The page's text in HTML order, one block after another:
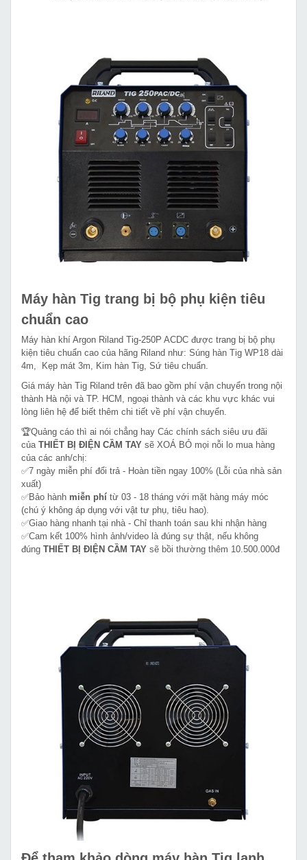
Máy hàn Tig trang bị bộ phụ kiện tiêu
chuẩn cao
Máy hàn khí Argon Riland Tig-250P ACDC được trang bị bộ phụ
kiện tiêu chuẩn cao của hãng Riland như: Súng hàn Tig WP18 dài
4m, Kẹp mát 3m, Kim hàn Tig, Sứ tiêu chuẩn.
Giá máy hàn Tig Riland trên đã bao gồm phí vận chuyển trong nội
thành Hà nội và TP. HCM, ngoại thành và các khu vực khác vui
lòng liên hệ để biết thêm chi tiết về phí vận chuyển.
🏆Quảng cáo thì ai nói chẳng hay Các chính sách siêu ưu đãi
của THIẾT BỊ ĐIỆN CẦM TAY sẽ XOÁ BỎ mọi nỗi lo mua hàng
của các anh/chị:
✅7 ngày miễn phí đổi trả - Hoàn tiền ngay 100% (Lỗi của nhà sản
xuất)
✅Bảo hành miễn phí từ 03 - 18 tháng với mặt hàng máy móc
(chú ý không áp dụng với vật tư phụ, tiêu hao).
✅Giao hàng nhanh tại nhà - Chỉ thanh toán sau khi nhận hàng
✅Cam kết 100% hình ảnh/video là đúng sự thật, nếu không
đúng THIẾT BỊ ĐIỆN CẦM TAY sẽ bồi thường thêm 10.500.000đ